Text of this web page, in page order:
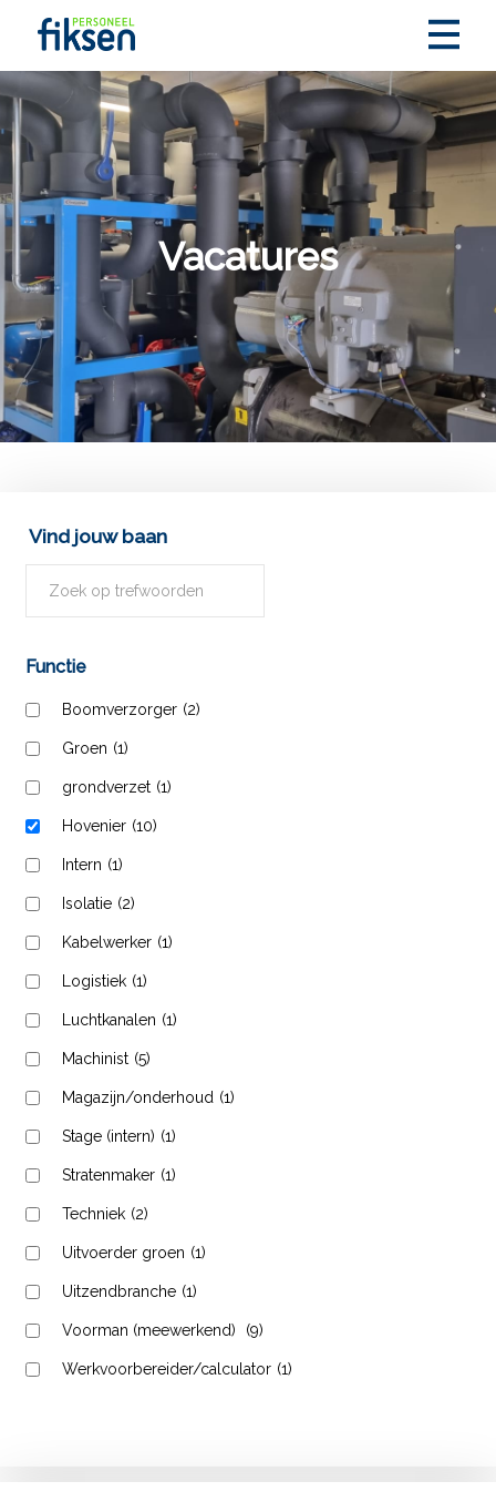
Vacatures
Vind jouw baan
Functie
Boomverzorger (2)
Groen (1)
grondverzet (1)
Hovenier (10)
Intern (1)
Isolatie (2)
Kabelwerker (1)
Logistiek (1)
Luchtkanalen (1)
Machinist (5)
Magazijn/onderhoud (1)
Stage (intern) (1)
Stratenmaker (1)
Techniek (2)
Uitvoerder groen (1)
Uitzendbranche (1)
Voorman (meewerkend) (9)
Werkvoorbereider/calculator (1)